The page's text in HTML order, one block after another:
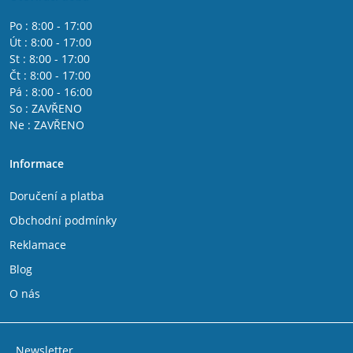
Po : 8:00 - 17:00
Út : 8:00 - 17:00
St : 8:00 - 17:00
Čt : 8:00 - 17:00
Pá : 8:00 - 16:00
So : ZAVŘENO
Ne : ZAVŘENO
Informace
Doručení a platba
Obchodní podmínky
Reklamace
Blog
O nás